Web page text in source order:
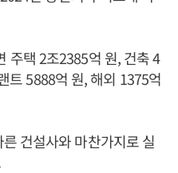
주택 2조2385억 원, 건축 4
트 5888억 원, 해외 1375억
건설사와 마찬가지로 실